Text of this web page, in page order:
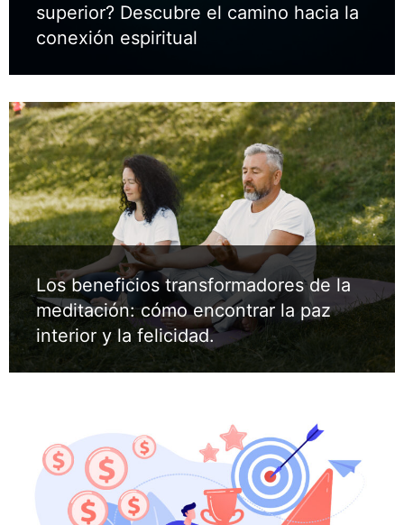
superior? Descubre el camino hacia la
conexión espiritual
Los beneficios transformadores de la
meditación: cómo encontrar la paz
interior y la felicidad.